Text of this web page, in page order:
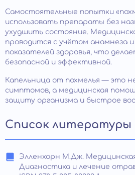
Самостоятельные попытки
использовать препараты без
ухудшить состояние.
проводится с учётом анамнеза
показателей здоровья, что
безопасной и эффективной.
Капельница от похмелья — это
симптомов, а медицинская
защиту организма и быстрое
Список литературы
Элленхорн М.Дж.
Диагностика и лечение